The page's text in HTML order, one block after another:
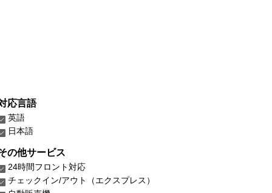
応言語
英語
日本語
の他サービス
24時間フロント対応
チェックイン/アウト（エクスプレス）